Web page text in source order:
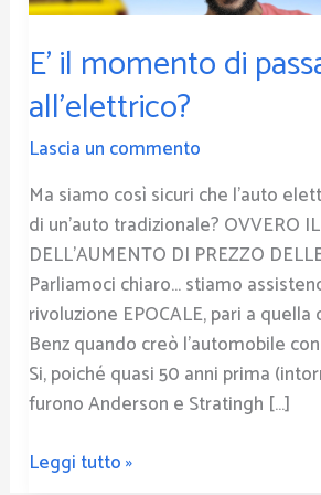
E’ il momento di
all’elettrico?
Lascia un commento
Ma siamo così sicuri che l’auto
di un’auto tradizionale? OVVERO
DELL’AUMENTO DI PREZZO
Parliamoci chiaro… stiamo
rivoluzione EPOCALE, pari a quella
Benz quando creò l’automobile
Si, poiché quasi 50 anni prima
furono Anderson e Stratingh […]
Leggi tutto »